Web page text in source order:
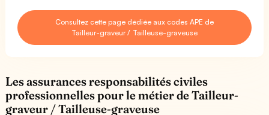
Consultez cette page dédiée aux codes APE de
Tailleur-graveur / Tailleuse-graveuse
Les assurances responsabilités civiles
professionnelles pour le métier de Tailleur-
graveur / Tailleuse-graveuse